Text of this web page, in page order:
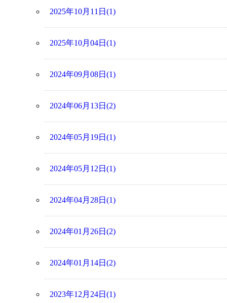
2025年10月11日(1)
2025年10月04日(1)
2024年09月08日(1)
2024年06月13日(2)
2024年05月19日(1)
2024年05月12日(1)
2024年04月28日(1)
2024年01月26日(2)
2024年01月14日(2)
2023年12月24日(1)